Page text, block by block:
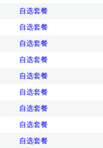
自选套餐
自选套餐
自选套餐
自选套餐
自选套餐
自选套餐
自选套餐
自选套餐
自选套餐